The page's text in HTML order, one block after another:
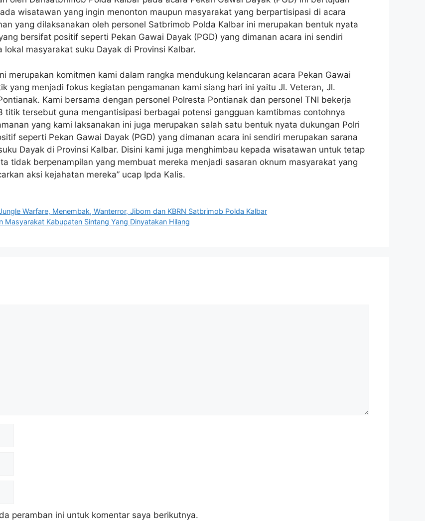
wisatawan yang ingin menonton maupun masyarakat yang berpartisipasi di acara
yang dilaksanakan oleh personel Satbrimob Polda Kalbar ini merupakan bentuk nyata
bersifat positif seperti Pekan Gawai Dayak (PGD) yang dimanan acara ini sendiri
masyarakat suku Dayak di Provinsi Kalbar.
merupakan komitmen kami dalam rangka mendukung kelancaran acara Pekan Gawai
yang menjadi fokus kegiatan pengamanan kami siang hari ini yaitu Jl. Veteran, Jl.
Kami bersama dengan personel Polresta Pontianak dan personel TNI bekerja
titik tersebut guna mengantisipasi berbagai potensi gangguan kamtibmas contohnya
yang kami laksanakan ini juga merupakan salah satu bentuk nyata dukungan Polri
seperti Pekan Gawai Dayak (PGD) yang dimanan acara ini sendiri merupakan sarana
Dayak di Provinsi Kalbar. Disini kami juga menghimbau kepada wisatawan untuk tetap
tidak berpenampilan yang membuat mereka menjadi sasaran oknum masyarakat yang
aksi kejahatan mereka” ucap Ipda Kalis.
Warfare, Menembak, Wanterror, Jibom dan KBRN Satbrimob Polda Kalbar
Kabupaten Sintang Yang Dinyatakan Hilang
peramban ini untuk komentar saya berikutnya.